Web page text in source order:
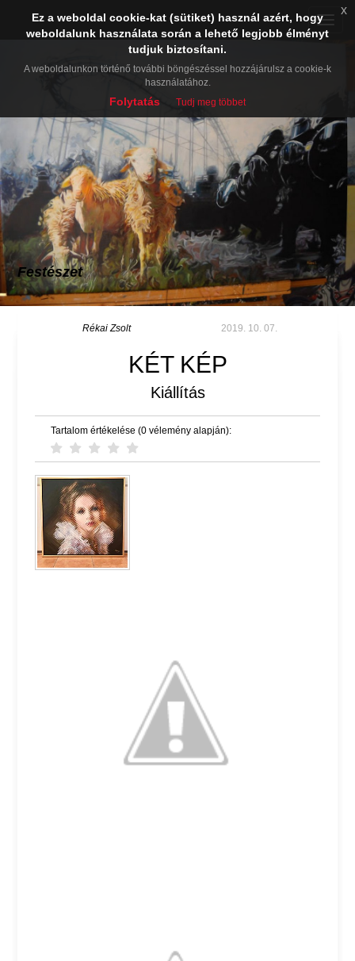
Toggle
Festészet
Rékai Zsolt 2019. 10. 07.
KÉT KÉP
Kiállítás
Tartalom értékelése (0 vélemény alapján):
Ez a weboldal cookie-kat (sütiket) használ azért, hogy
weboldalunk használata során a lehető legjobb élményt
tudjuk biztosítani.
A weboldalunkon történő további böngészéssel hozzájárulsz a cookie-k
használatához.
Folytatás Tudj meg többet
x